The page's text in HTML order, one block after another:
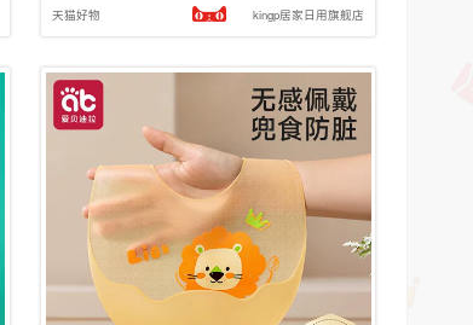
天猫好物 kingp居家日用旗舰店